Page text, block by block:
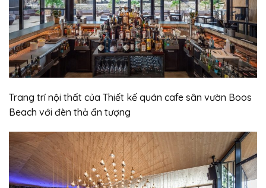
Trang trí nội thất của Thiết kế quán cafe sân vườn Boos
Beach với đèn thả ẩn tượng